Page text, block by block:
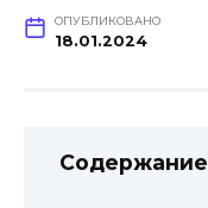
ОПУБЛИКОВАНО
18.01.2024
Содержание